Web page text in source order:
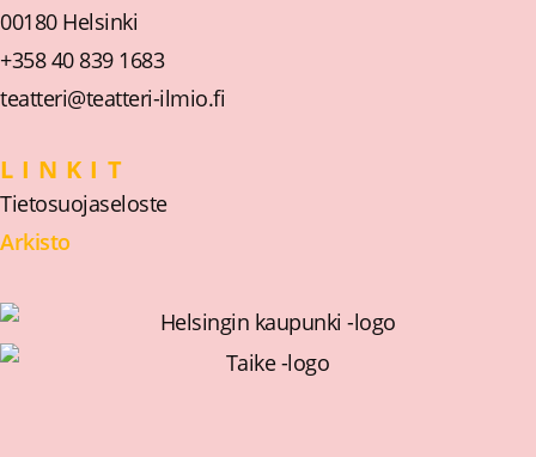
00180 Helsinki
+358 40 839 1683
teatteri@teatteri-ilmio.fi
LINKIT
Tietosuojaseloste
Arkisto